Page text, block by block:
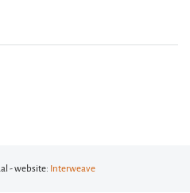
- website: Interweave